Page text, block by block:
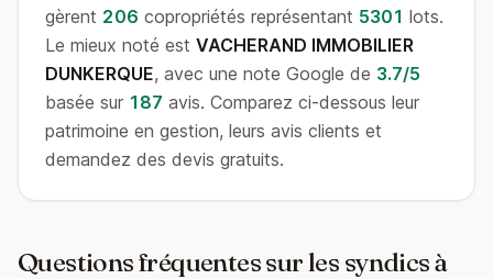
gèrent 206 copropriétés représentant 5301 lots.
Le mieux noté est VACHERAND IMMOBILIER
DUNKERQUE, avec une note Google de 3.7/5
basée sur 187 avis. Comparez ci-dessous leur
patrimoine en gestion, leurs avis clients et
demandez des devis gratuits.
Questions fréquentes sur les syndics à